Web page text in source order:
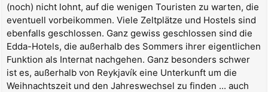
(noch) nicht lohnt, auf die wenigen Touristen zu warten, die
eventuell vorbeikommen. Viele Zeltplätze und Hostels sind
ebenfalls geschlossen. Ganz gewiss geschlossen sind die
Edda-Hotels, die außerhalb des Sommers ihrer eigentlichen
Funktion als Internat nachgehen. Ganz besonders schwer
ist es, außerhalb von Reykjavík eine Unterkunft um die
Weihnachtszeit und den Jahreswechsel zu finden ... auch